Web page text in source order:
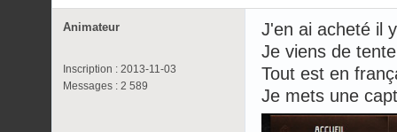
Animateur
Inscription : 2013-11-03
Messages : 2 589
J'en ai acheté il
Je viens de
Tout est en
Je mets une